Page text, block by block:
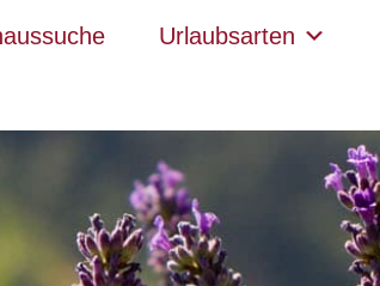
Urlaubsarten